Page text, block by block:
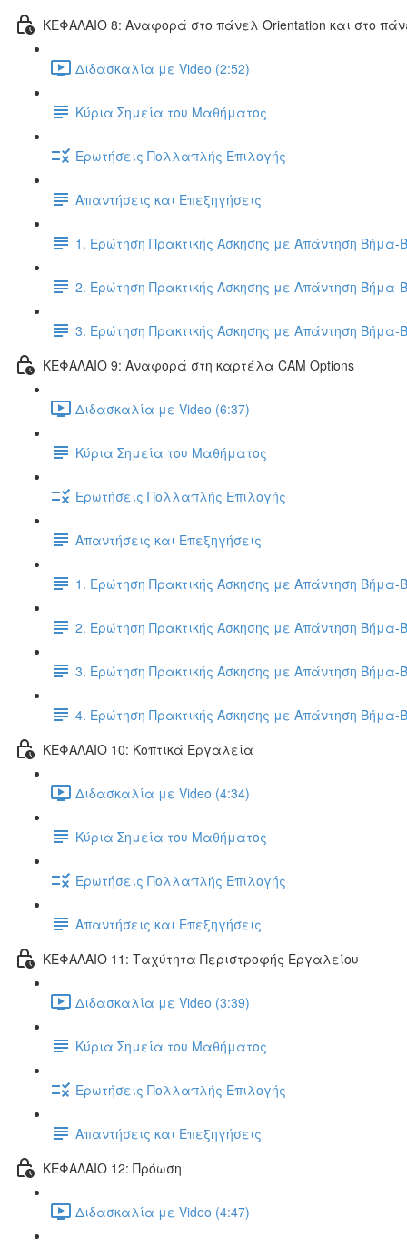
ΚΕΦΑΛΑΙΟ 8: Αναφορά στο πάνελ Orientation και στο
Διδασκαλία με Video (2:52)
Κύρια Σημεία του Μαθήματος
Ερωτήσεις Πολλαπλής Επιλογής
Απαντήσεις και Επεξηγήσεις
1. Ερώτηση Πρακτικής Άσκησης με Απάντηση Βήμα-
2. Ερώτηση Πρακτικής Άσκησης με Απάντηση Βήμα-
3. Ερώτηση Πρακτικής Άσκησης με Απάντηση Βήμα-
ΚΕΦΑΛΑΙΟ 9: Αναφορά στη καρτέλα CAM Options
Διδασκαλία με Video (6:37)
Κύρια Σημεία του Μαθήματος
Ερωτήσεις Πολλαπλής Επιλογής
Απαντήσεις και Επεξηγήσεις
1. Ερώτηση Πρακτικής Άσκησης με Απάντηση Βήμα-
2. Ερώτηση Πρακτικής Άσκησης με Απάντηση Βήμα-
3. Ερώτηση Πρακτικής Άσκησης με Απάντηση Βήμα-
4. Ερώτηση Πρακτικής Άσκησης με Απάντηση Βήμα-
ΚΕΦΑΛΑΙΟ 10: Κοπτικά Εργαλεία
Διδασκαλία με Video (4:34)
Κύρια Σημεία του Μαθήματος
Ερωτήσεις Πολλαπλής Επιλογής
Απαντήσεις και Επεξηγήσεις
ΚΕΦΑΛΑΙΟ 11: Ταχύτητα Περιστροφής Εργαλείου
Διδασκαλία με Video (3:39)
Κύρια Σημεία του Μαθήματος
Ερωτήσεις Πολλαπλής Επιλογής
Απαντήσεις και Επεξηγήσεις
ΚΕΦΑΛΑΙΟ 12: Πρόωση
Διδασκαλία με Video (4:47)